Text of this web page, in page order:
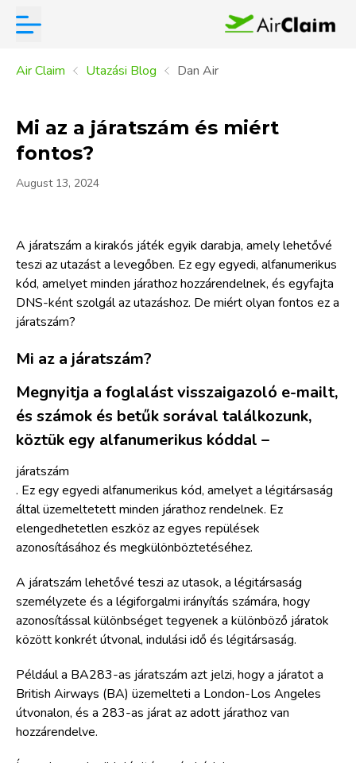
Air Claim Utazási Blog Dan Air
Mi az a járatszám és miért
fontos?
August 13, 2024
A járatszám a kirakós játék egyik darabja, amely lehetővé
teszi az utazást a levegőben. Ez egy egyedi, alfanumerikus
kód, amelyet minden járathoz hozzárendelnek, és egyfajta
DNS-ként szolgál az utazáshoz. De miért olyan fontos ez a
járatszám?
Mi az a járatszám?
Megnyitja a foglalást visszaigazoló e-mailt,
és számok és betűk sorával találkozunk,
köztük egy alfanumerikus kóddal –
járatszám
. Ez egy egyedi alfanumerikus kód, amelyet a légitársaság
által üzemeltetett minden járathoz rendelnek. Ez
elengedhetetlen eszköz az egyes repülések
azonosításához és megkülönböztetéséhez.
A járatszám lehetővé teszi az utasok, a légitársaság
személyzete és a légiforgalmi irányítás számára, hogy
azonosítással különbséget tegyenek a különböző járatok
között konkrét útvonal, indulási idő és légitársaság.
Például a BA283-as járatszám azt jelzi, hogy a járatot a
British Airways (BA) üzemelteti a London-Los Angeles
útvonalon, és a 283-as járat az adott járathoz van
hozzárendelve.